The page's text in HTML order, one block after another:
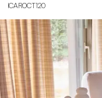
ICAROCT120